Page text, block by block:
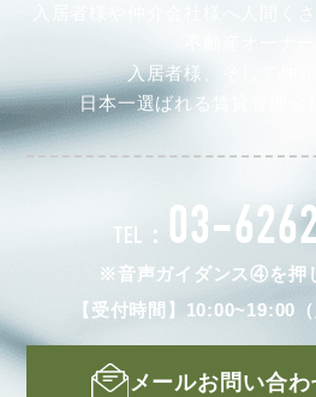
入居者様や仲介会社様へ人間く
入居者様、そして仲介
日本一選ばれる賃貸管理会
TEL： 03-
※音声ガイダンス④を押
【受付時間】10:00~19:00
メールお問い合わ